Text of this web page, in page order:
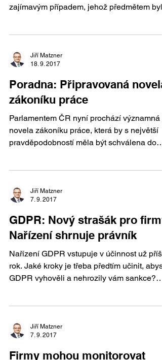
zajímavým případem, jehož předmětem byl
Jiří Matzner
18. 9. 2017
Poradna: Připravovaná novela
zákoníku práce
Parlamentem ČR nyní prochází významná
novela zákoníku práce, která by s největší
pravděpodobností měla být schválena do
Jiří Matzner
7. 9. 2017
GDPR: Nový strašák pro
Nařízení shrnuje právník
Nařízení GDPR vstupuje v účinnost už příští
rok. Jaké kroky je třeba předtím učinit, abyste
GDPR vyhověli a nehrozily vám sankce?
Jiří Matzner
7. 9. 2017
Firmy mohou monitorovat